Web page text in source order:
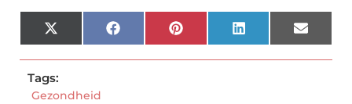
X
(Twitter)
FacebookPinterestLinkedInEmail
Tags:
Gezondheid